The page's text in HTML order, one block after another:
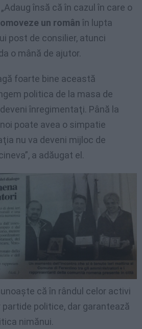
însă că în cazul în care o
un român în lupta
post de consilier, atunci
o mână de ajutor.
foarte bine această
politica de la masa de
înregimentaţi. Până la
poate avea o simpatie
nu va deveni mijloc de
a adăugat el.
că în rândul celor activi
politice, dar garantează
nimănui.